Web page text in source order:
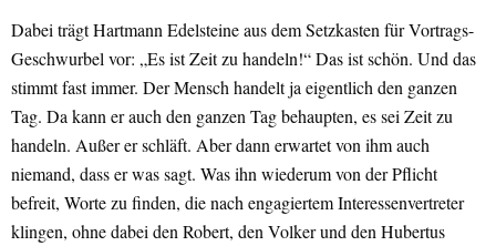
Dabei trägt Hartmann Edelsteine aus dem Setzkasten für Vortrags-
Geschwurbel vor: „Es ist Zeit zu handeln!“ Das ist schön. Und das
stimmt fast immer. Der Mensch handelt ja eigentlich den ganzen
Tag. Da kann er auch den ganzen Tag behaupten, es sei Zeit zu
handeln. Außer er schläft. Aber dann erwartet von ihm auch
niemand, dass er was sagt. Was ihn wiederum von der Pflicht
befreit, Worte zu finden, die nach engagiertem Interessenvertreter
klingen, ohne dabei den Robert, den Volker und den Hubertus